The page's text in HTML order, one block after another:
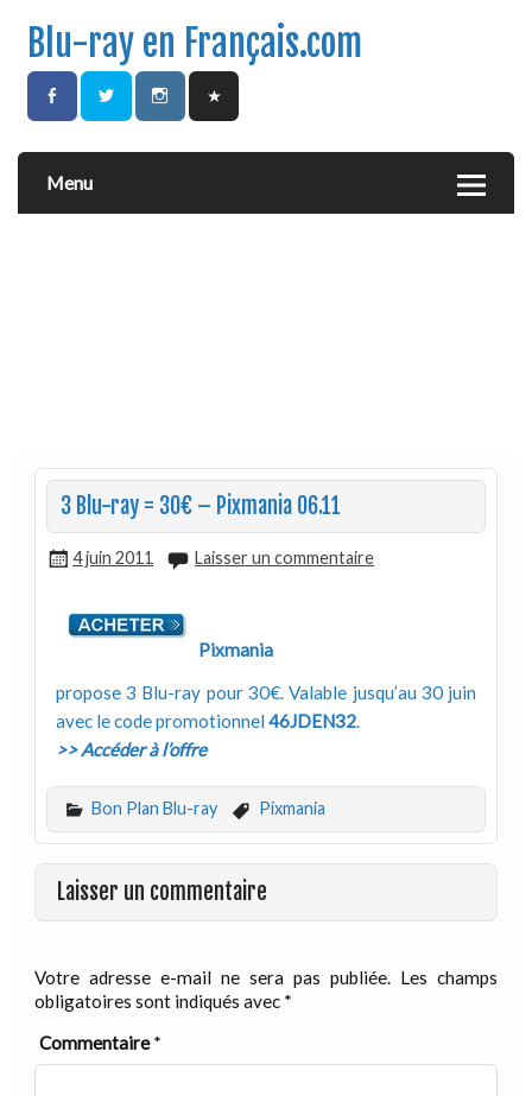
Blu-ray en Français.com
Menu
3 Blu-ray = 30€ – Pixmania 06.11
4 juin 2011 Laisser un commentaire
Pixmania
propose 3 Blu-ray pour 30€. Valable jusqu’au 30 juin
avec le code promotionnel46JDEN32.
>> Accéder à l’offre
Bon Plan Blu-ray Pixmania
Laisser un commentaire
Votre adresse e-mail ne sera pas publiée. Les champs
obligatoires sont indiqués avec *
Commentaire*